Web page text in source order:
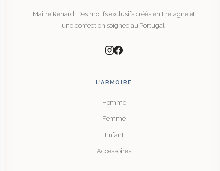
Maître Renard. Des motifs exclusifs créés en Bretagne et
une confection soignée au Portugal.
L'ARMOIRE
Homme
Femme
Enfant
Accessoires